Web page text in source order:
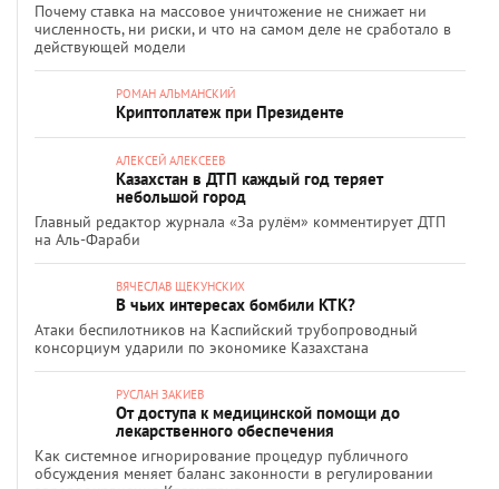
Почему ставка на массовое уничтожение не снижает ни
численность, ни риски, и что на самом деле не сработало в
действующей модели
РОМАН АЛЬМАНСКИЙ
Криптоплатеж при Президенте
АЛЕКСЕЙ АЛЕКСЕЕВ
Казахстан в ДТП каждый год теряет
небольшой город
Главный редактор журнала «За рулём» комментирует ДТП
на Аль-Фараби
ВЯЧЕСЛАВ ЩЕКУНСКИХ
В чьих интересах бомбили КТК?
Атаки беспилотников на Каспийский трубопроводный
консорциум ударили по экономике Казахстана
РУСЛАН ЗАКИЕВ
От доступа к медицинской помощи до
лекарственного обеспечения
Как системное игнорирование процедур публичного
обсуждения меняет баланс законности в регулировании